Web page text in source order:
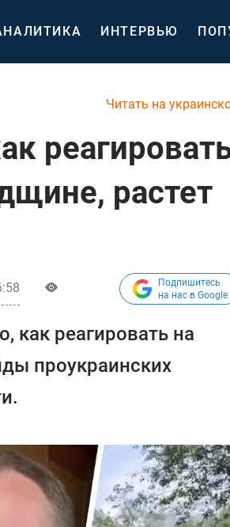
ИНТЕРВЬЮ
Читать на
растет
Подпишитесь
на нас в Google
как реагировать на
проукраинских